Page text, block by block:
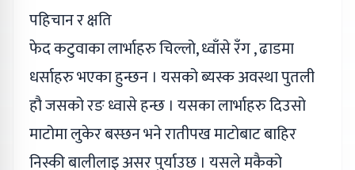
पहिचान र क्षति
फेद कटुवाका लार्भाहरु चिल्लो, ध्वाँसे रँग , ढाडमा
धर्साहरु भएका हुन्छन । यसको ब्यस्क अवस्था पुतली
हौ जसको रङ ध्वासे हन्छ । यसका लार्भाहरु दिउसो
माटोमा लुकेर बस्छन भने रातीपख माटोबाट बाहिर
निस्की बालीलाइ असर पुर्याउछ । यसले मकैको